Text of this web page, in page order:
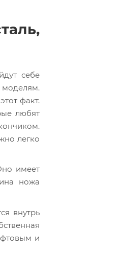
себе
моделям.
факт.
любят
легко
имеет
ножа
внутрь
и